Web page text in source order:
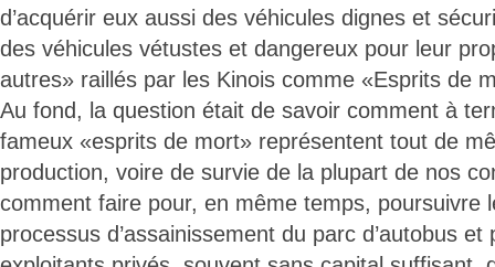
d’acquérir eux aussi des véhicules dignes et
des véhicules vétustes et dangereux pour leur
autres» raillés par les Kinois comme «Esprits de
Au fond, la question était de savoir comment à
fameux «esprits de mort» représentent tout de
production, voire de survie de la plupart de nos
comment faire pour, en même temps, poursuivre
processus d’assainissement du parc d’autobus